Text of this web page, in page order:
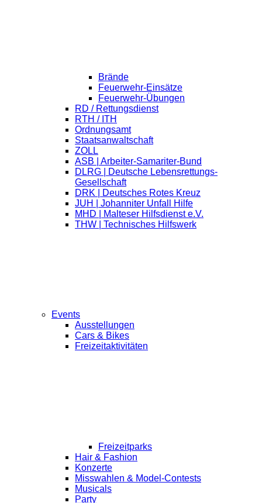
Brände
Feuerwehr-Einsätze
Feuerwehr-Übungen
RD / Rettungsdienst
RTH / ITH
Ordnungsamt
Staatsanwaltschaft
ZOLL
ASB | Arbeiter-Samariter-Bund
DLRG | Deutsche Lebensrettungs-
Gesellschaft
DRK | Deutsches Rotes Kreuz
JUH | Johanniter Unfall Hilfe
MHD | Malteser Hilfsdienst e.V.
THW | Technisches Hilfswerk
Events
Ausstellungen
Cars & Bikes
Freizeitaktivitäten
Freizeitparks
Hair & Fashion
Konzerte
Misswahlen & Model-Contests
Musicals
Party